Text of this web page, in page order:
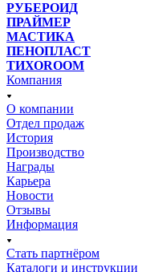
РУБЕРОИД
ПРАЙМЕР
МАСТИКА
ПЕНОПЛАСТ
ТИХОROOM
Компания
О компании
Отдел продаж
История
Производство
Награды
Карьера
Новости
Отзывы
Информация
Стать партнёром
Каталоги и инструкции